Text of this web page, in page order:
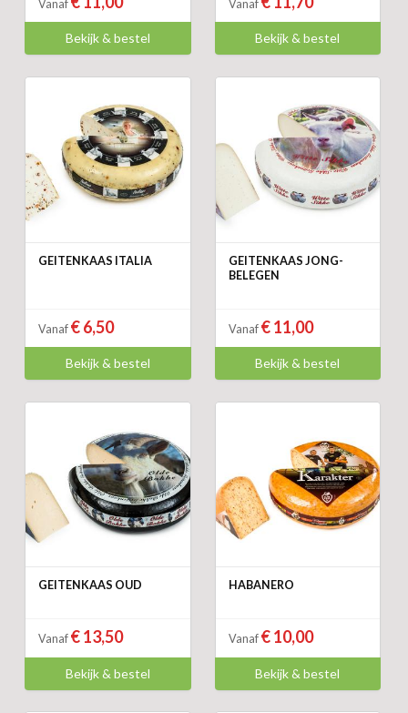
Vanaf
Bekijk & bestel
Vanaf
Bekijk & bestel
GEITENKAAS ITALIA
Vanaf € 6,50
Bekijk & bestel
GEITENKAAS JONG-
BELEGEN
Vanaf € 11,00
Bekijk & bestel
GEITENKAAS OUD
Vanaf € 13,50
Bekijk & bestel
HABANERO
Vanaf € 10,00
Bekijk & bestel